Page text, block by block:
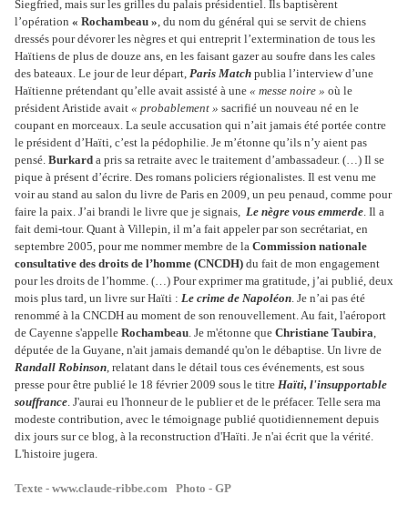
Siegfried, mais sur les grilles du palais présidentiel. Ils baptisèrent
l’opération « Rochambeau », du nom du général qui se servit de chiens
dressés pour dévorer les nègres et qui entreprit l’extermination de tous les
Haïtiens de plus de douze ans, en les faisant gazer au soufre dans les cales
des bateaux. Le jour de leur départ, Paris Match publia l’interview d’une
Haïtienne prétendant qu’elle avait assisté à une « messe noire » où le
président Aristide avait « probablement » sacrifié un nouveau né en le
coupant en morceaux. La seule accusation qui n’ait jamais été portée contre
le président d’Haïti, c’est la pédophilie. Je m’étonne qu’ils n’y aient pas
pensé. Burkard a pris sa retraite avec le traitement d’ambassadeur. (…) Il se
pique à présent d’écrire. Des romans policiers régionalistes. Il est venu me
voir au stand au salon du livre de Paris en 2009, un peu penaud, comme pour
faire la paix. J’ai brandi le livre que je signais, Le nègre vous emmerde. Il a
fait demi-tour. Quant à Villepin, il m’a fait appeler par son secrétariat, en
septembre 2005, pour me nommer membre de la Commission nationale
consultative des droits de l’homme (CNCDH) du fait de mon engagement
pour les droits de l’homme. (…) Pour exprimer ma gratitude, j’ai publié, deux
mois plus tard, un livre sur Haïti : Le crime de Napoléon. Je n’ai pas été
renommé à la CNCDH au moment de son renouvellement. Au fait, l'aéroport
de Cayenne s'appelle Rochambeau. Je m'étonne que Christiane Taubira,
députée de la Guyane, n'ait jamais demandé qu'on le débaptise. Un livre de
Randall Robinson, relatant dans le détail tous ces événements, est sous
presse pour être publié le 18 février 2009 sous le titre Haïti, l'insupportable
souffrance. J'aurai eu l'honneur de le publier et de le préfacer. Telle sera ma
modeste contribution, avec le témoignage publié quotidiennement depuis
dix jours sur ce blog, à la reconstruction d'Haïti. Je n'ai écrit que la vérité.
L'histoire jugera.
Texte - www.claude-ribbe.com Photo - GP